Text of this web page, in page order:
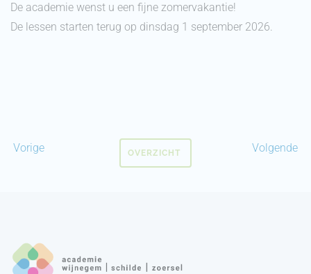
De academie wenst u een fijne zomervakantie!
De lessen starten terug op dinsdag 1 september 2026.
Vorige Volgende
OVERZICHT